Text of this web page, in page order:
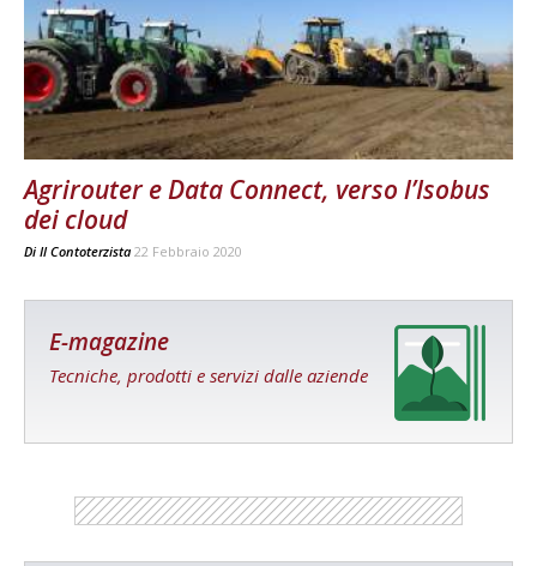
Agrirouter e Data Connect, verso l’Isobus
dei cloud
Di Il Contoterzista 22 Febbraio 2020
E-magazine
Tecniche, prodotti e servizi dalle aziende